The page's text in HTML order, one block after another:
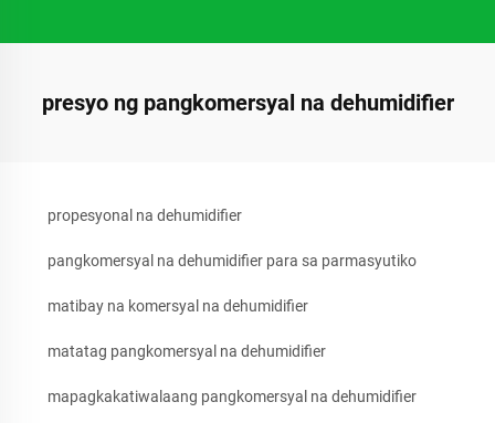
presyo ng pangkomersyal na dehumidifier
propesyonal na dehumidifier
pangkomersyal na dehumidifier para sa parmasyutiko
matibay na komersyal na dehumidifier
matatag pangkomersyal na dehumidifier
mapagkakatiwalaang pangkomersyal na dehumidifier